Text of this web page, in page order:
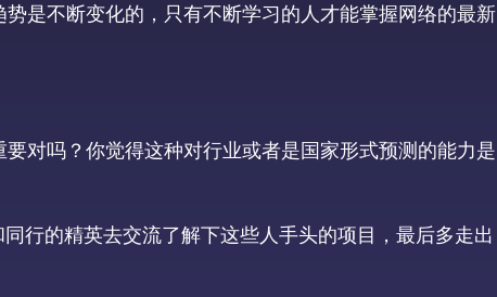
是不断变化的，只有不断学习的人才能掌握网络的最新
对吗？你觉得这种对行业或者是国家形式预测的能力是
行的精英去交流了解下这些人手头的项目，最后多走出